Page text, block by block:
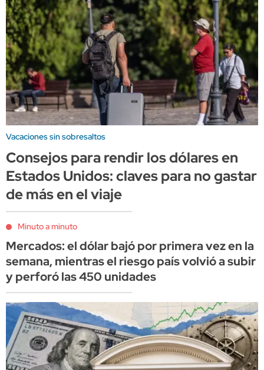
Vacaciones sin sobresaltos
Consejos para rendir los dólares en
Estados Unidos: claves para no gastar
de más en el viaje
Minuto a minuto
Mercados: el dólar bajó por primera vez en la
semana, mientras el riesgo país volvió a subir
y perforó las 450 unidades